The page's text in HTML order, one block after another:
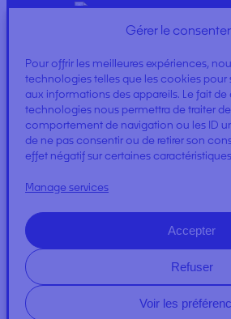
Gérer le
Pour offrir les meilleures expériences,
technologies telles que les cookies
aux informations des appareils. Le fait
technologies nous permettra de traiter
comportement de navigation ou les ID
de ne pas consentir ou de retirer son
effet négatif sur certaines
Manage services
Accepter
Refuser
Voir les
DRESSING SET N°1 ECO
GAUZE BALL